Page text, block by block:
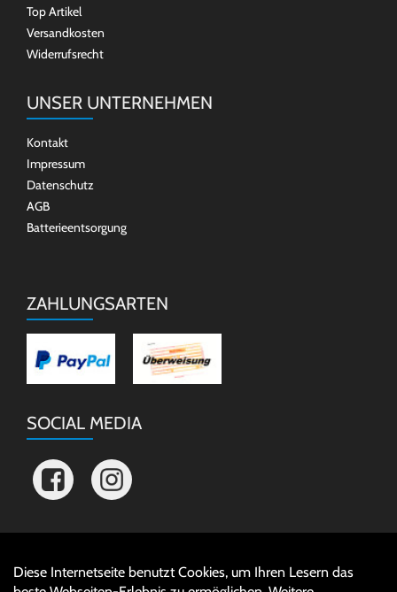
Top Artikel
Versandkosten
Widerrufsrecht
UNSER UNTERNEHMEN
Kontakt
Impressum
Datenschutz
AGB
Batterieentsorgung
ZAHLUNGSARTEN
SOCIAL MEDIA
Diese Internetseite benutzt Cookies, um Ihren Lesern das
Auftrag widerrufen